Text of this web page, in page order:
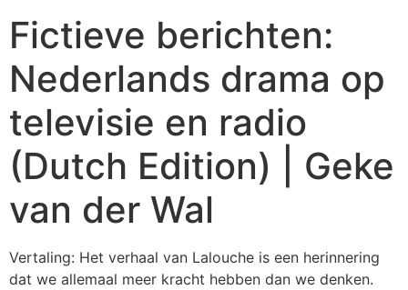
Fictieve berichten:
Nederlands drama op
televisie en radio
(Dutch Edition) | Geke
van der Wal
Vertaling: Het verhaal van Lalouche is een herinnering
dat we allemaal meer kracht hebben dan we denken.